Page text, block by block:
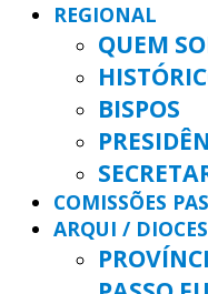
REGIONAL
QUEM
BISPOS
COMISSÕES
ARQUI /